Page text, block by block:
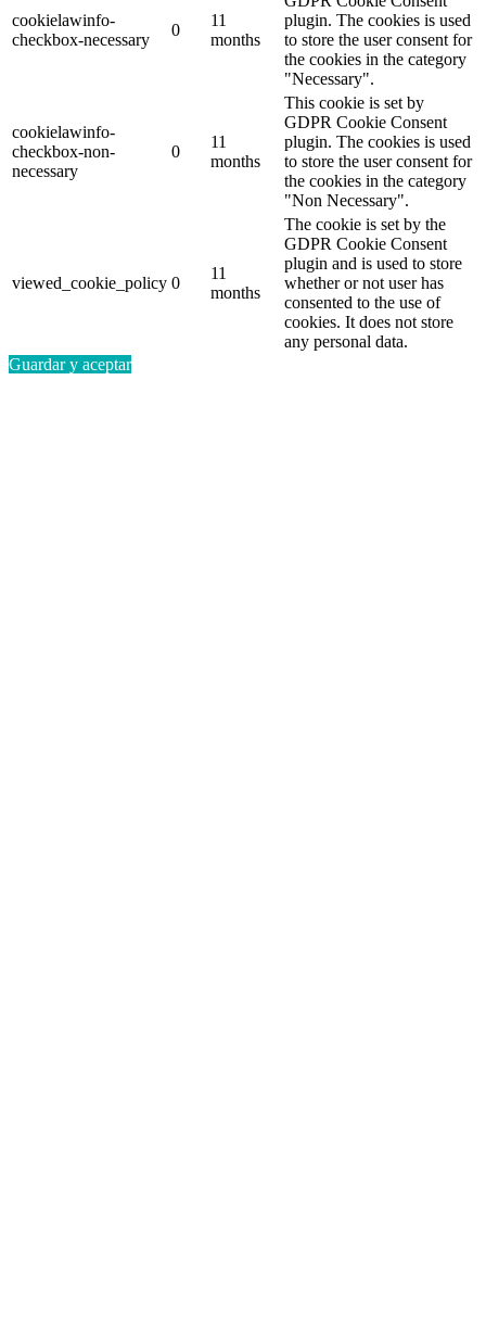
cookielawinfo-
checkbox-necessary
0
11
months
plugin. The cookies is used
to store the user consent for
the cookies in the category
"Necessary".
cookielawinfo-
checkbox-non-
necessary
0
11
months
This cookie is set by
GDPR Cookie Consent
plugin. The cookies is used
to store the user consent for
the cookies in the category
"Non Necessary".
viewed_cookie_policy 0
11
months
The cookie is set by the
GDPR Cookie Consent
plugin and is used to store
whether or not user has
consented to the use of
cookies. It does not store
any personal data.
Guardar y aceptar